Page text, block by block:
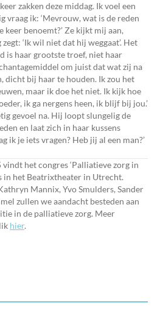
zakken deze middag. Ik voel een
vraag ik: ‘Mevrouw, wat is de reden
keer benoemt?’ Ze kijkt mij aan,
‘Ik wil niet dat hij weggaat’. Het
is haar grootste troef, niet haar
om juist dat wat zij na
dicht bij haar te houden. Ik zou het
maar ik doe het niet. Ik kijk hoe
ik ga nergens heen, ik blijf bij jou.’
gevoel na. Hij loopt slungelig de
en laat zich in haar kussens
ik je iets vragen? Heb jij al een man?’
het congres ‘Palliatieve zorg in
in het Beatrixtheater in Utrecht.
Mannix, Yvo Smulders, Sander
zullen we aandacht besteden aan
in de palliatieve zorg. Meer
hier.